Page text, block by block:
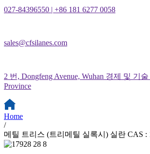
027-84396550 | +86 181 6277 0058
sales@cfsilanes.com
2 번, Dongfeng Avenue, Wuhan 경제 및 기
Province
Home
/
메틸 트리스 (트리메틸 실록시) 실란 CAS :